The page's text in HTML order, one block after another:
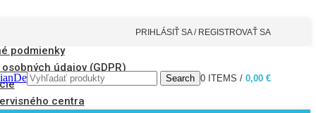
podmienky
údajov (GDPR)
centra
PRIHLÁSIŤ SA / REGISTROVAŤ SA
Search 0 ITEMS / 0,00 €